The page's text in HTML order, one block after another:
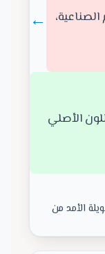
←
الأصلي
الأمد من